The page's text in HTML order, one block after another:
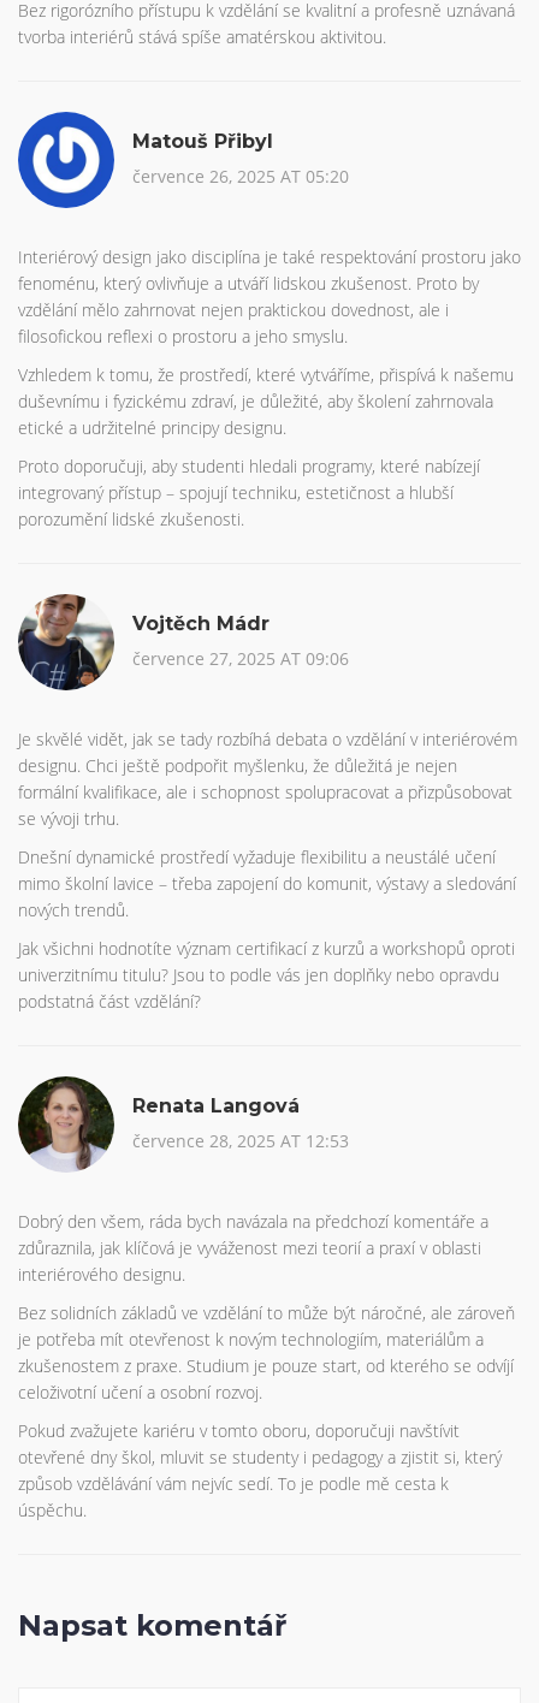
Bez rigorózního přístupu k vzdělání se kvalitní a profesně uznávaná
tvorba interiérů stává spíše amatérskou aktivitou.
Matouš Přibyl
července 26, 2025 AT 05:20
Interiérový design jako disciplína je také respektování prostoru jako
fenoménu, který ovlivňuje a utváří lidskou zkušenost. Proto by
vzdělání mělo zahrnovat nejen praktickou dovednost, ale i
filosofickou reflexi o prostoru a jeho smyslu.
Vzhledem k tomu, že prostředí, které vytváříme, přispívá k našemu
duševnímu i fyzickému zdraví, je důležité, aby školení zahrnovala
etické a udržitelné principy designu.
Proto doporučuji, aby studenti hledali programy, které nabízejí
integrovaný přístup – spojují techniku, estetičnost a hlubší
porozumění lidské zkušenosti.
Vojtěch Mádr
července 27, 2025 AT 09:06
Je skvělé vidět, jak se tady rozbíhá debata o vzdělání v interiérovém
designu. Chci ještě podpořit myšlenku, že důležitá je nejen
formální kvalifikace, ale i schopnost spolupracovat a přizpůsobovat
se vývoji trhu.
Dnešní dynamické prostředí vyžaduje flexibilitu a neustálé učení
mimo školní lavice – třeba zapojení do komunit, výstavy a sledování
nových trendů.
Jak všichni hodnotíte význam certifikací z kurzů a workshopů oproti
univerzitnímu titulu? Jsou to podle vás jen doplňky nebo opravdu
podstatná část vzdělání?
Renata Langová
července 28, 2025 AT 12:53
Dobrý den všem, ráda bych navázala na předchozí komentáře a
zdůraznila, jak klíčová je vyváženost mezi teorií a praxí v oblasti
interiérového designu.
Bez solidních základů ve vzdělání to může být náročné, ale zároveň
je potřeba mít otevřenost k novým technologiím, materiálům a
zkušenostem z praxe. Studium je pouze start, od kterého se odvíjí
celoživotní učení a osobní rozvoj.
Pokud zvažujete kariéru v tomto oboru, doporučuji navštívit
otevřené dny škol, mluvit se studenty i pedagogy a zjistit si, který
způsob vzdělávání vám nejvíc sedí. To je podle mě cesta k
úspěchu.
Napsat komentář